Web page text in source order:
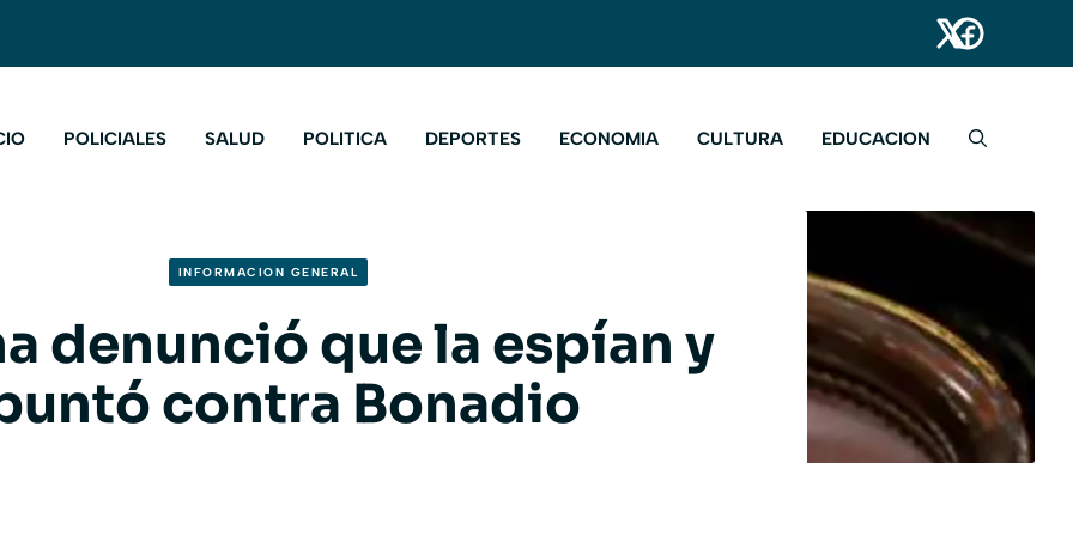
POLICIALES SALUD POLITICA DEPORTES ECONOMIA CULTURA EDUCACION
INFORMACION GENERAL
denunció que la espían y
contra Bonadio